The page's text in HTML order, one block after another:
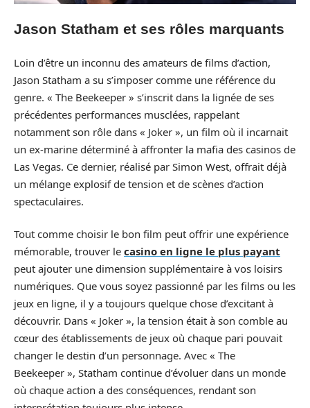
Jason Statham et ses rôles marquants
Loin d’être un inconnu des amateurs de films d’action,
Jason Statham a su s’imposer comme une référence du
genre. « The Beekeeper » s’inscrit dans la lignée de ses
précédentes performances musclées, rappelant
notamment son rôle dans « Joker », un film où il incarnait
un ex-marine déterminé à affronter la mafia des casinos de
Las Vegas. Ce dernier, réalisé par Simon West, offrait déjà
un mélange explosif de tension et de scènes d’action
spectaculaires.
Tout comme choisir le bon film peut offrir une expérience
mémorable, trouver le casino en ligne le plus payant
peut ajouter une dimension supplémentaire à vos loisirs
numériques. Que vous soyez passionné par les films ou les
jeux en ligne, il y a toujours quelque chose d’excitant à
découvrir. Dans « Joker », la tension était à son comble au
cœur des établissements de jeux où chaque pari pouvait
changer le destin d’un personnage. Avec « The
Beekeeper », Statham continue d’évoluer dans un monde
où chaque action a des conséquences, rendant son